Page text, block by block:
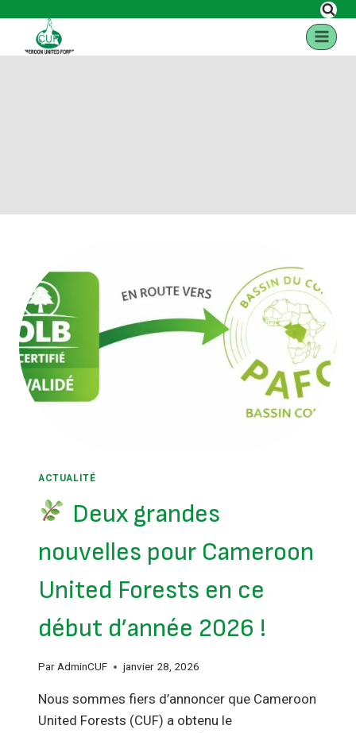
ACTUALITÉ
Deux grandes
nouvelles pour Cameroon
United Forests en ce
début d’année 2026 !
Par AdminCUF janvier 28, 2026
Nous sommes fiers d’annoncer que Cameroon
United Forests (CUF) a obtenu le